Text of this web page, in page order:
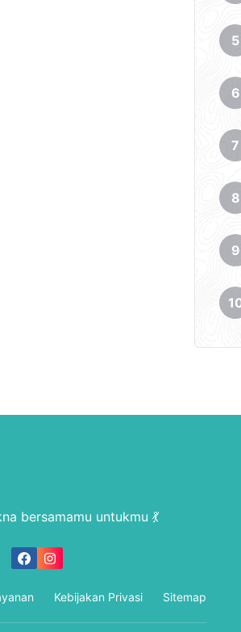
bersamamu untukmu 💃
Kebijakan Privasi Sitemap